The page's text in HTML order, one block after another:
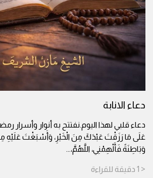
دعاء الانابة
دعاء قلبي لهذا اليوم.نفتتح به أنوار وأسرار
عَلَى مَا رَزَقْتَ عَبْدَكَ مِنَ الْخَيْرِ، وَأَسْبَغْتَ عَلَيْهِ
وَبَاطِنَةً.فَأَلْهِمْنِي، اللَّهُمَّ،...
< 1 دقيقة للقراءة